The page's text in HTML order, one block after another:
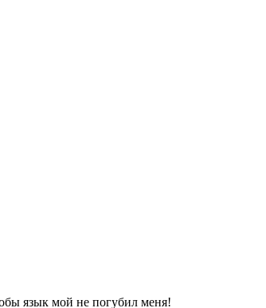
язык мой не погубил меня!